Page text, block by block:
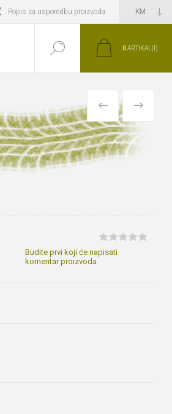
Popis za usporedbu proizvoda
0ARTIKAL(I)
PRETHODNI
SLIJEDEĆI
Budite prvi koji će napisati
komentar proizvoda